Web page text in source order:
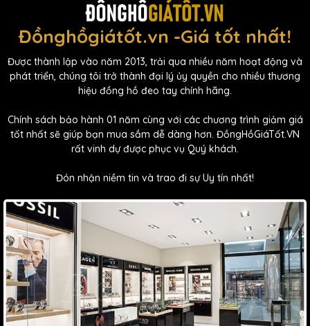
Đồnghồgiátốt.vn -Giá tốt nhất!
Được thành lập vào năm 2013, trải qua nhiều năm hoạt động và
phát triển, chúng tôi trở thành đại lý ủy quyền cho nhiều thương
hiệu đồng hồ đeo tay chính hãng.
Chính sách bảo hành 01 năm cùng với các chương trình giảm giá
tốt nhất sẽ giúp bạn mua sắm dễ dàng hơn. ĐồngHồGiáTốt.VN
rất vinh dự được phục vụ Quý khách.
Đón nhận niềm tin và trao đi sự Uy tín nhất!